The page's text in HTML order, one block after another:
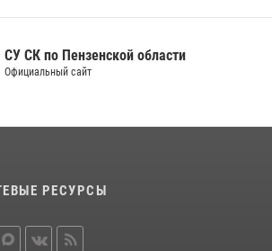
войны (видео)
СУ СК по Пензенской области
Официальный сайт
РЕСУРСЫ